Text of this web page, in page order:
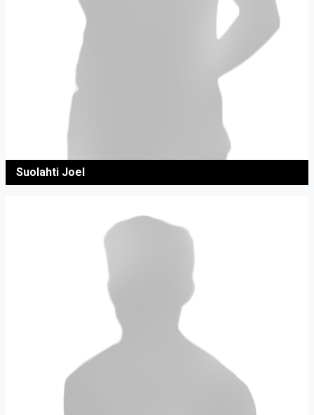
Suolahti Joel